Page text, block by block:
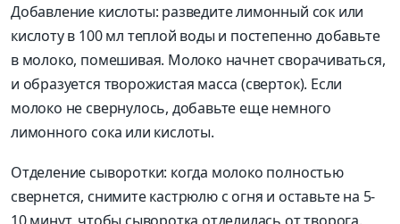
Добавление кислоты: разведите лимонный сок или
кислоту в 100 мл теплой воды и постепенно добавьте
в молоко, помешивая. Молоко начнет сворачиваться,
и образуется творожистая масса (сверток). Если
молоко не свернулось, добавьте еще немного
лимонного сока или кислоты.
Отделение сыворотки: когда молоко полностью
свернется, снимите кастрюлю с огня и оставьте на 5-